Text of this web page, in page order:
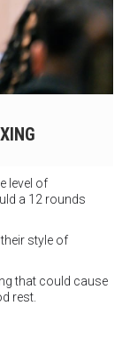
level of
a 12 rounds
style of
that could cause
rest.